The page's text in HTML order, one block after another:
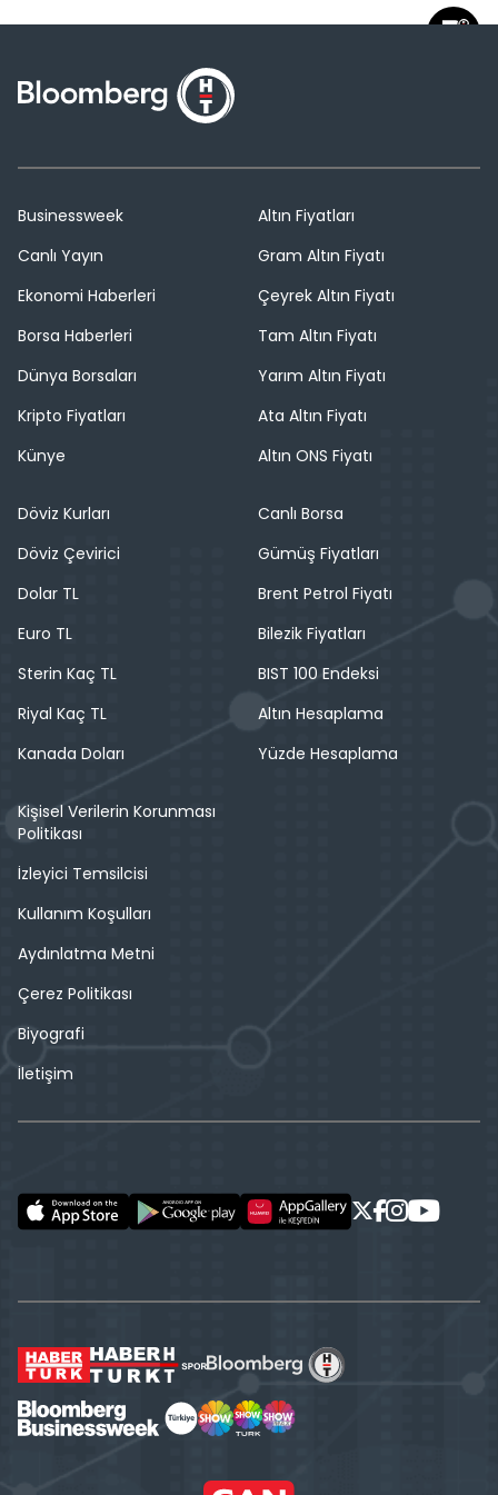
Businessweek
Canlı Yayın
Ekonomi Haberleri
Borsa Haberleri
Dünya Borsaları
Kripto Fiyatları
Künye
Altın Fiyatları
Gram Altın Fiyatı
Çeyrek Altın Fiyatı
Tam Altın Fiyatı
Yarım Altın Fiyatı
Ata Altın Fiyatı
Altın ONS Fiyatı
Döviz Kurları
Döviz Çevirici
Dolar TL
Euro TL
Sterin Kaç TL
Riyal Kaç TL
Kanada Doları
Canlı Borsa
Gümüş Fiyatları
Brent Petrol Fiyatı
Bilezik Fiyatları
BIST 100 Endeksi
Altın Hesaplama
Yüzde Hesaplama
Kişisel Verilerin Korunması
Politikası
İzleyici Temsilcisi
Kullanım Koşulları
Aydınlatma Metni
Çerez Politikası
Biyografi
İletişim